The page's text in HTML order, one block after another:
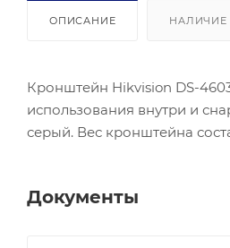
ОПИСАНИЕ НАЛИЧИЕ
Кронштейн Hikvision DS-
использования внутри и
серый. Вес кронштейна
Документы